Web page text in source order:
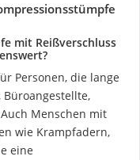
mit Reißverschluss
Personen, die lange
Menschen mit
wie Krampfadern,
eine